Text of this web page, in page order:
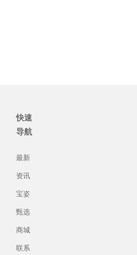
快速
导航
最新
资讯
宝姿
甄选
商城
联系